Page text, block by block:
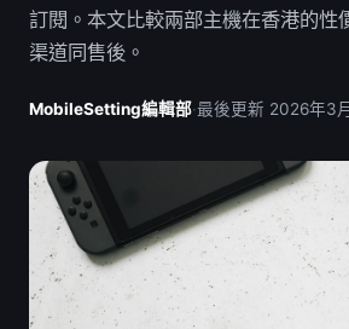
訂閱。本文比較兩部主機在香港的性
渠道同售後。
MobileSetting編輯部·最後更新 2026年3